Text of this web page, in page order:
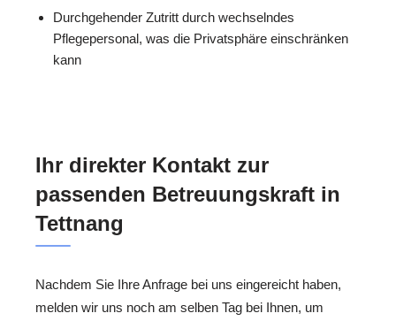
Durchgehender Zutritt durch wechselndes
Pflegepersonal, was die Privatsphäre einschränken
kann
Ihr direkter Kontakt zur
passenden Betreuungskraft in
Tettnang
Nachdem Sie Ihre Anfrage bei uns eingereicht haben,
melden wir uns noch am selben Tag bei Ihnen, um